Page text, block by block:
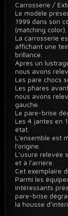
Carrosserie /
Le modèle
1999 dans son
(matching color).
La carrosserie
affichant une
brillance.
Après un
nous avons
Les pare chocs
Les phares
nous avons
gauche.
Le pare-brise
Les 4 jantes en
état.
L'ensemble est
l'origine.
L’usure relevée
et à l'arrière.
Cet exemplaire
Parmi les
intéressants
pare-brise
la housse